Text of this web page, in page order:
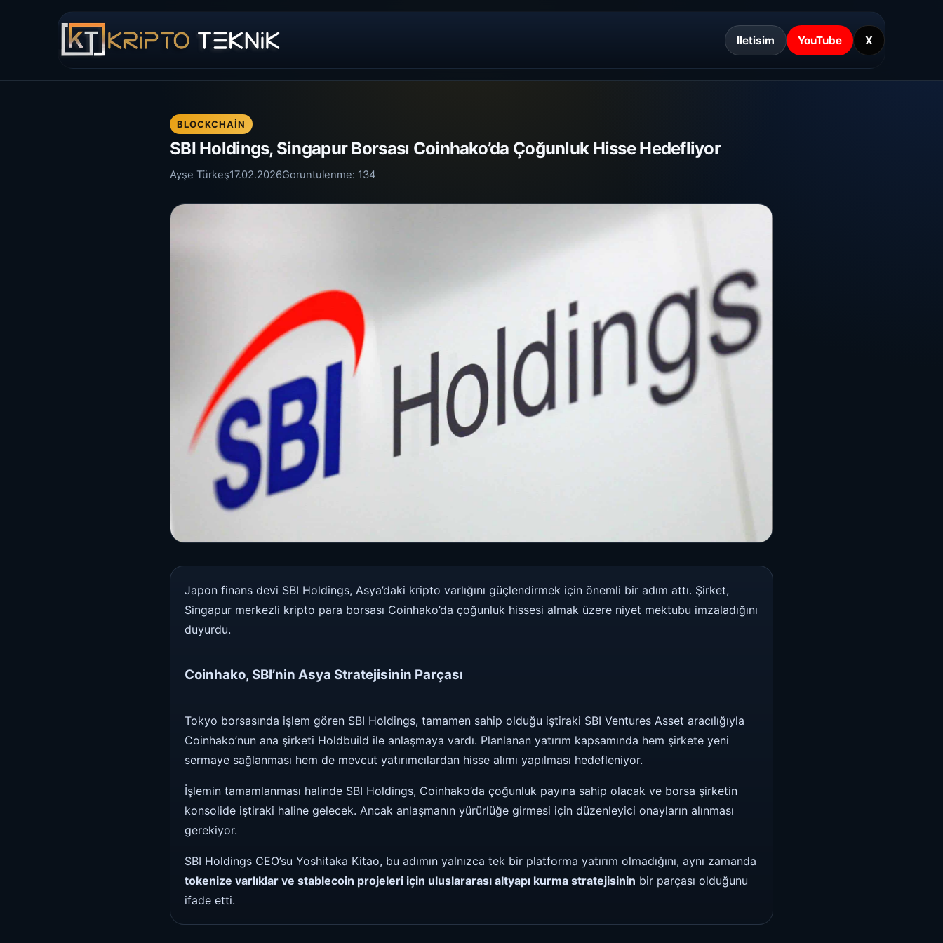
Iletisim YouTube X
BLOCKCHAIN
SBI Holdings, Singapur Borsası Coinhako’da Çoğunluk Hisse Hedefliyor
Ayşe Türkeş17.02.2026Goruntulenme: 134
Japon finans devi SBI Holdings, Asya’daki kripto varlığını güçlendirmek için önemli bir adım attı. Şirket,
Singapur merkezli kripto para borsası Coinhako’da çoğunluk hissesi almak üzere niyet mektubu imzaladığını
duyurdu.
Coinhako, SBI’nin Asya Stratejisinin Parçası
Tokyo borsasında işlem gören SBI Holdings, tamamen sahip olduğu iştiraki SBI Ventures Asset aracılığıyla
Coinhako’nun ana şirketi Holdbuild ile anlaşmaya vardı. Planlanan yatırım kapsamında hem şirkete yeni
sermaye sağlanması hem de mevcut yatırımcılardan hisse alımı yapılması hedefleniyor.
İşlemin tamamlanması halinde SBI Holdings, Coinhako’da çoğunluk payına sahip olacak ve borsa şirketin
konsolide iştiraki haline gelecek. Ancak anlaşmanın yürürlüğe girmesi için düzenleyici onayların alınması
gerekiyor.
SBI Holdings CEO’su Yoshitaka Kitao, bu adımın yalnızca tek bir platforma yatırım olmadığını, aynı zamanda
tokenize varlıklar ve stablecoin projeleri için uluslararası altyapı kurma stratejisinin bir parçası olduğunu
ifade etti.